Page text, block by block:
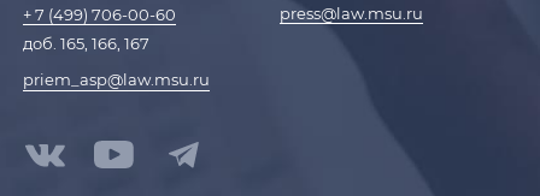
+ 7 (499) 706-00-60
доб. 165, 166, 167
priem_asp@law.msu.ru
press@law.msu.ru